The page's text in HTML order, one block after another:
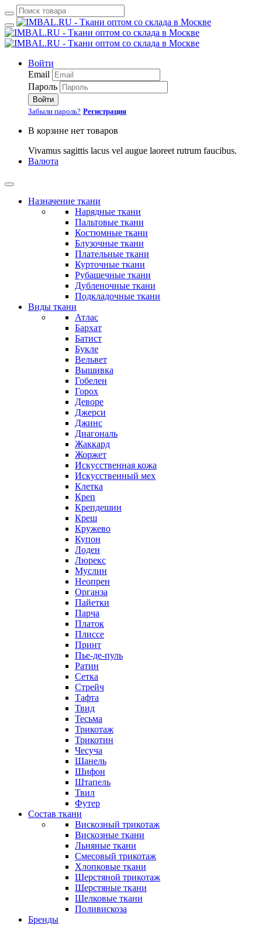
Войти
Email
Пароль
Войти
Забыли пароль? Регистрация
В корзине нет товаров
Vivamus sagittis lacus vel augue laoreet rutrum faucibus.
Валюта
Назначение ткани
Нарядные ткани
Пальтовые ткани
Костюмные ткани
Блузочные ткани
Плательные ткани
Курточные ткани
Рубашечные ткани
Дубленочные ткани
Подкладочные ткани
Виды ткани
Атлас
Бархат
Батист
Букле
Вельвет
Вышивка
Гобелен
Горох
Деворе
Джерси
Джинс
Диагональ
Жаккард
Жоржет
Искусственная кожа
Искусственный мех
Клетка
Креп
Крепдешин
Креш
Кружево
Купон
Лоден
Люрекс
Муслин
Неопрен
Органза
Пайетки
Парча
Платок
Плиссе
Принт
Пье-де-пуль
Ратин
Сетка
Стрейч
Тафта
Твид
Тесьма
Трикотаж
Трикотин
Чесуча
Шанель
Шифон
Штапель
Твил
Футер
Состав ткани
Вискозный трикотаж
Вискозные ткани
Льняные ткани
Смесовый трикотаж
Хлопковые ткани
Шерстяной трикотаж
Шерстяные ткани
Шелковые ткани
Поливискоза
Бренды